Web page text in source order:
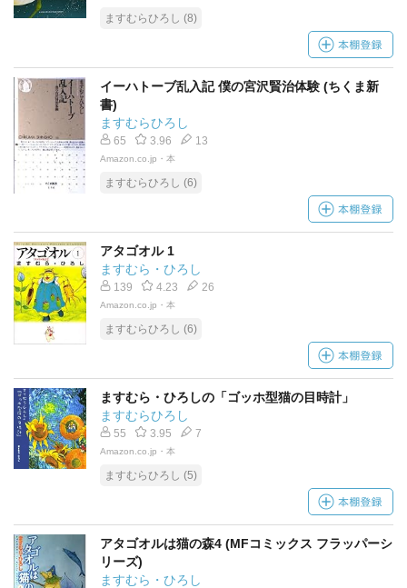
ますむらひろし (8)
イーハトーブ乱入記 僕の宮沢賢治体験 (ちくま新
書)
ますむらひろし
65 3.96 13
Amazon.co.jp・本
ますむらひろし (6)
アタゴオル 1
ますむら・ひろし
139 4.23 26
Amazon.co.jp・本
ますむらひろし (6)
ますむら・ひろしの「ゴッホ型猫の目時計」
ますむらひろし
55 3.95 7
Amazon.co.jp・本
ますむらひろし (5)
アタゴオルは猫の森4 (MFコミックス フラッパーシ
リーズ)
ますむら・ひろし